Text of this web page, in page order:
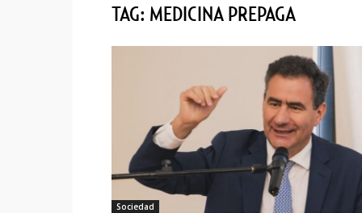
TAG: MEDICINA PREPAGA
Sociedad